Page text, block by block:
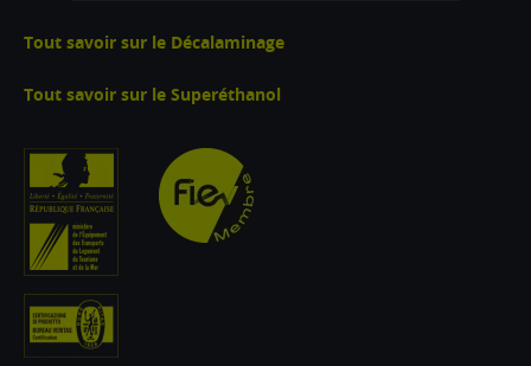
Tout savoir sur le Décalaminage
Tout savoir sur le Superéthanol